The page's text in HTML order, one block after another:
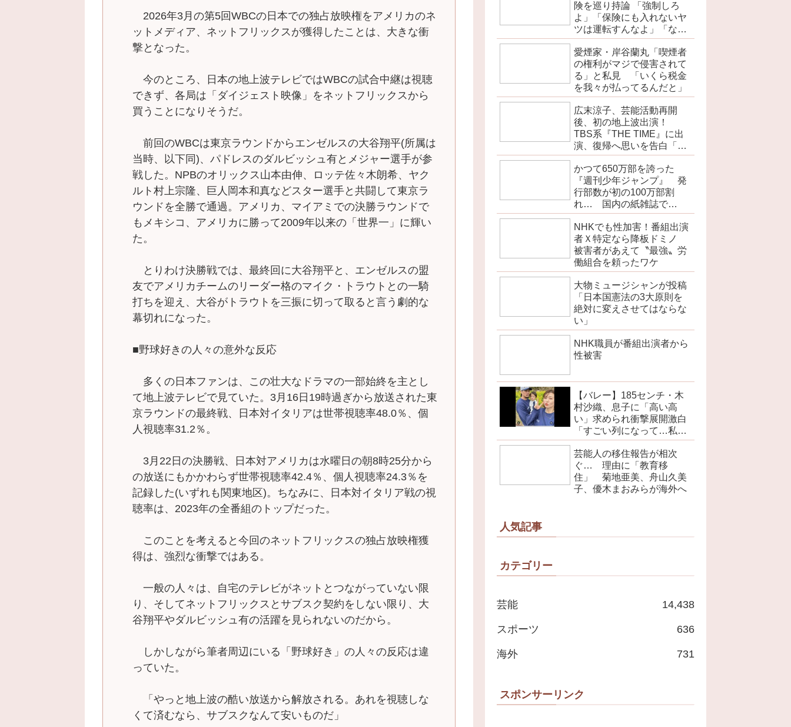
2026年3月の第5回WBCの日本での独占放映権をアメリカのネ
ットメディア、ネットフリックスが獲得したことは、大きな衝
撃となった。
今のところ、日本の地上波テレビではWBCの試合中継は視聴
できず、各局は「ダイジェスト映像」をネットフリックスから
買うことになりそうだ。
前回のWBCは東京ラウンドからエンゼルスの大谷翔平(所属は
当時、以下同)、パドレスのダルビッシュ有とメジャー選手が参
戦した。NPBのオリックス山本由伸、ロッテ佐々木朗希、ヤク
ルト村上宗隆、巨人岡本和真などスター選手と共闘して東京ラ
ウンドを全勝で通過。アメリカ、マイアミでの決勝ラウンドで
もメキシコ、アメリカに勝って2009年以来の「世界一」に輝い
た。
とりわけ決勝戦では、最終回に大谷翔平と、エンゼルスの盟
友でアメリカチームのリーダー格のマイク・トラウトとの一騎
打ちを迎え、大谷がトラウトを三振に切って取ると言う劇的な
幕切れになった。
■野球好きの人々の意外な反応
多くの日本ファンは、この壮大なドラマの一部始終を主とし
て地上波テレビで見ていた。3月16日19時過ぎから放送された東
京ラウンドの最終戦、日本対イタリアは世帯視聴率48.0％、個
人視聴率31.2％。
3月22日の決勝戦、日本対アメリカは水曜日の朝8時25分から
の放送にもかかわらず世帯視聴率42.4％、個人視聴率24.3％を
記録した(いずれも関東地区)。ちなみに、日本対イタリア戦の視
聴率は、2023年の全番組のトップだった。
このことを考えると今回のネットフリックスの独占放映権獲
得は、強烈な衝撃ではある。
一般の人々は、自宅のテレビがネットとつながっていない限
り、そしてネットフリックスとサブスク契約をしない限り、大
谷翔平やダルビッシュ有の活躍を見られないのだから。
しかしながら筆者周辺にいる「野球好き」の人々の反応は違
っていた。
「やっと地上波の酷い放送から解放される。あれを視聴しな
くて済むなら、サブスクなんて安いものだ」
険を巡り持論 「強制しろ
よ」「保険にも入れないヤ
ツは運転すんなよ」「なん
で法律を改正しないの？」
愛煙家・岸谷蘭丸「喫煙者
の権利がマジで侵害されて
る」と私見 「いくら税金
を我々が払ってるんだと」
広末涼子、芸能活動再開
後、初の地上波出演！
TBS系『THE TIME』に出
演、復帰へ思いを告白「自
分の弱い部分だったり…」
かつて650万部を誇った
『週刊少年ジャンプ』 発
行部数が初の100万部割
れ… 国内の紙雑誌で
「100万部超」ゼロに
NHKでも性加害！番組出演
者Ｘ特定なら降板ドミノ
被害者があえて〝最強〟労
働組合を頼ったワケ
大物ミュージシャンが投稿
「日本国憲法の3大原則を
絶対に変えさせてはならな
い」
NHK職員が番組出演者から
性被害
【バレー】185センチ・木
村沙織、息子に「高い高
い」求められ衝撃展開激白
「すごい列になって…私ア
トラクションじゃないよみ
たいな」
芸能人の移住報告が相次
ぐ… 理由に「教育移
住」 菊地亜美、舟山久美
子、優木まおみらが海外へ
人気記事
カテゴリー
芸能 14,438
スポーツ 636
海外 731
スポンサーリンク